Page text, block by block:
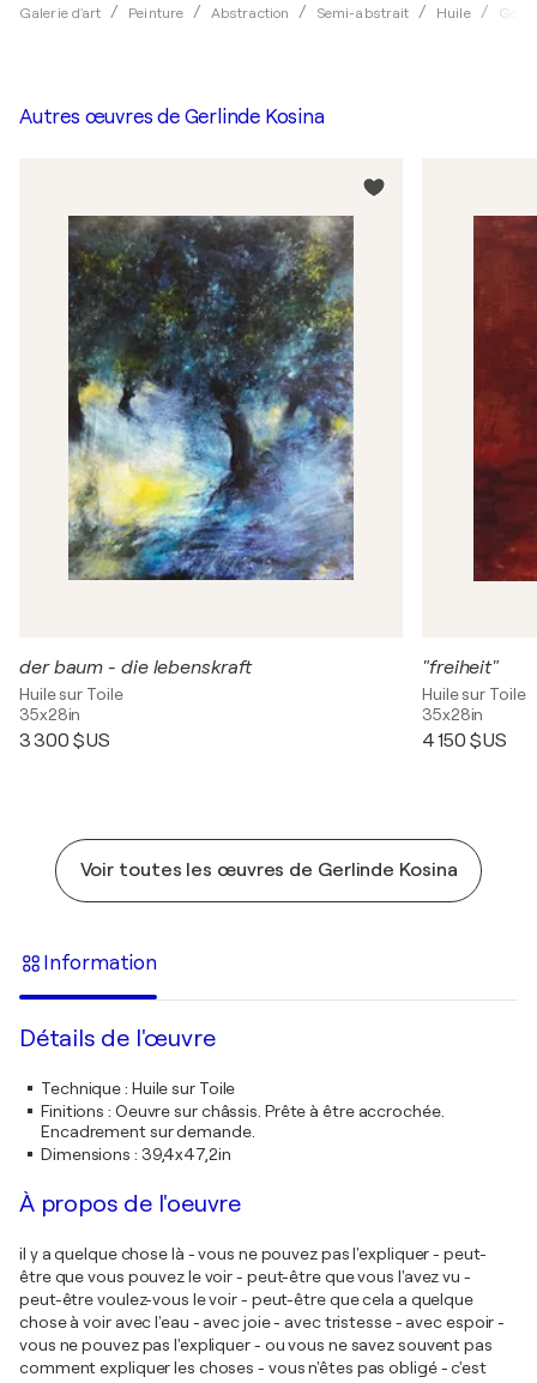
Galerie d'art Peinture Abstraction Semi-abstrait Huile
Autres œuvres de Gerlinde Kosina
der baum - die lebenskraft
Huile sur Toile
35x28in
3 300 $US
"freiheit"
Huile sur Toile
35x28in
4 150 $US
Voir toutes les œuvres de Gerlinde Kosina
Information
Détails de l'œuvre
Technique: Huile sur Toile
Finitions : Oeuvre sur châssis. Prête à être accrochée.
Encadrement sur demande.
Dimensions : 39,4x47,2in
À propos de l'oeuvre
il y a quelque chose là - vous ne pouvez pas l'expliquer - peut-
être que vous pouvez le voir - peut-être que vous l'avez vu -
peut-être voulez-vous le voir - peut-être que cela a quelque
chose à voir avec l'eau - avec joie - avec tristesse - avec espoir -
vous ne pouvez pas l'expliquer - ou vous ne savez souvent pas
comment expliquer les choses - vous n'êtes pas obligé - c'est